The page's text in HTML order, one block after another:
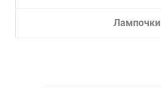
Лампочки